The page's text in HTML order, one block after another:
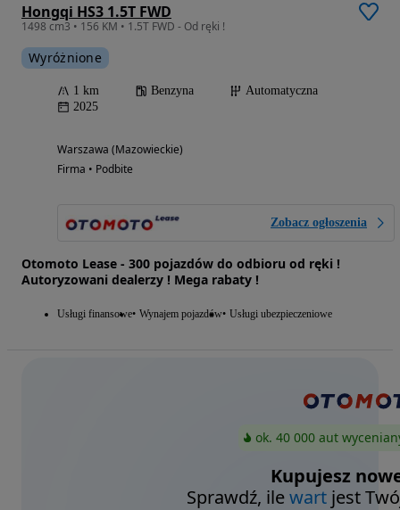
Hongqi HS3 1.5T FWD
1498 cm3 • 156 KM • 1.5T FWD - Od ręki !
Wyróżnione
1 km Benzyna
Automatyczna
2025
Warszawa (Mazowieckie)
Firma • Podbite
Zobacz ogłoszenia
Otomoto Lease - 300 pojazdów do odbioru od ręki !
Autoryzowani dealerzy ! Mega rabaty !
Usługi finansowe Wynajem pojazdów Usługi ubezpieczeniowe
ok. 40 000 aut
Kupujesz
Sprawdź, ilewart jest